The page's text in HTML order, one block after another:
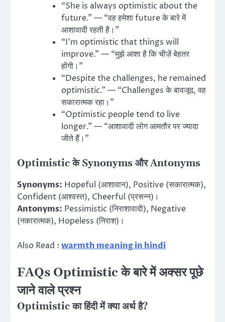
“She is always optimistic about the
future.” — “वह हमेशा future के बारे में
आशावादी रहती है।”
“I’m optimistic that things will
improve.” — “मुझे आशा है कि चीज़ें बेहतर
होंगी।”
“Despite the challenges, he remained
optimistic.” — “Challenges के बावजूद, वह
सकारात्मक रहा।”
“Optimistic people tend to live
longer.” — “आशावादी लोग आमतौर पर ज्यादा
जीते हैं।”
Optimistic के Synonyms और Antonyms
Synonyms: Hopeful (आशावान), Positive (सकारात्मक),
Confident (आश्वस्त), Cheerful (प्रसन्न)।
Antonyms: Pessimistic (निराशावादी), Negative
(नकारात्मक), Hopeless (निराश)।
Also Read : warmth meaning in hindi
FAQs Optimistic के बारे में अक्सर पूछे
जाने वाले प्रश्न
Optimistic का हिंदी में क्या अर्थ है?